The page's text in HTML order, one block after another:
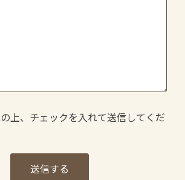
上、チェックを入れて送信してくだ